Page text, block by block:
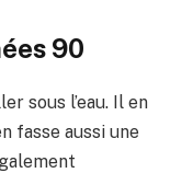
90
sous l’eau. Il en
fasse aussi une